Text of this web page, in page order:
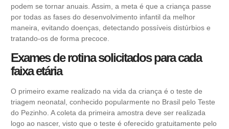
podem se tornar anuais. Assim, a meta é que a criança passe
por todas as fases do desenvolvimento infantil da melhor
maneira, evitando doenças, detectando possíveis distúrbios e
tratando-os de forma precoce.
Exames de rotina solicitados para cada
faixa etária
O primeiro exame realizado na vida da criança é o teste de
triagem neonatal, conhecido popularmente no Brasil pelo Teste
do Pezinho. A coleta da primeira amostra deve ser realizada
logo ao nascer, visto que o teste é oferecido gratuitamente pelo